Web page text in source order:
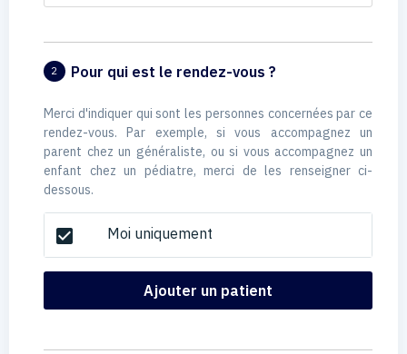
2 Pour qui est le rendez-vous ?
Merci d'indiquer qui sont les personnes concernées par ce
rendez-vous. Par exemple, si vous accompagnez un
parent chez un généraliste, ou si vous accompagnez un
enfant chez un pédiatre, merci de les renseigner ci-
dessous.
check_box Moi uniquement
Ajouter un patient